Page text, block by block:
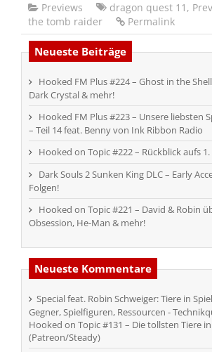
Previews dragon quest 11 ,
the tomb raider
Permalink
Neueste Beiträge
Hooked FM Plus #224 – Ghost in the
Dark Crystal & mehr!
Hooked FM Plus #223 – Unsere liebsten
– Teil 14 feat. Benny von Ink Ribbon Radio
Hooked on Topic #222 – Rückblick aufs
Dark Souls 2 Sunken King DLC – Early
Folgen!
Hooked on Topic #221 – David & Robin
Obsession, He-Man & mehr!
Neueste Kommentare
Special feat. Robin Schweiger: Tiere in
Gegner, Spielfiguren, Ressourcen -
Hooked on Topic #131 – Die tollsten Tiere
(Patreon/Steady)